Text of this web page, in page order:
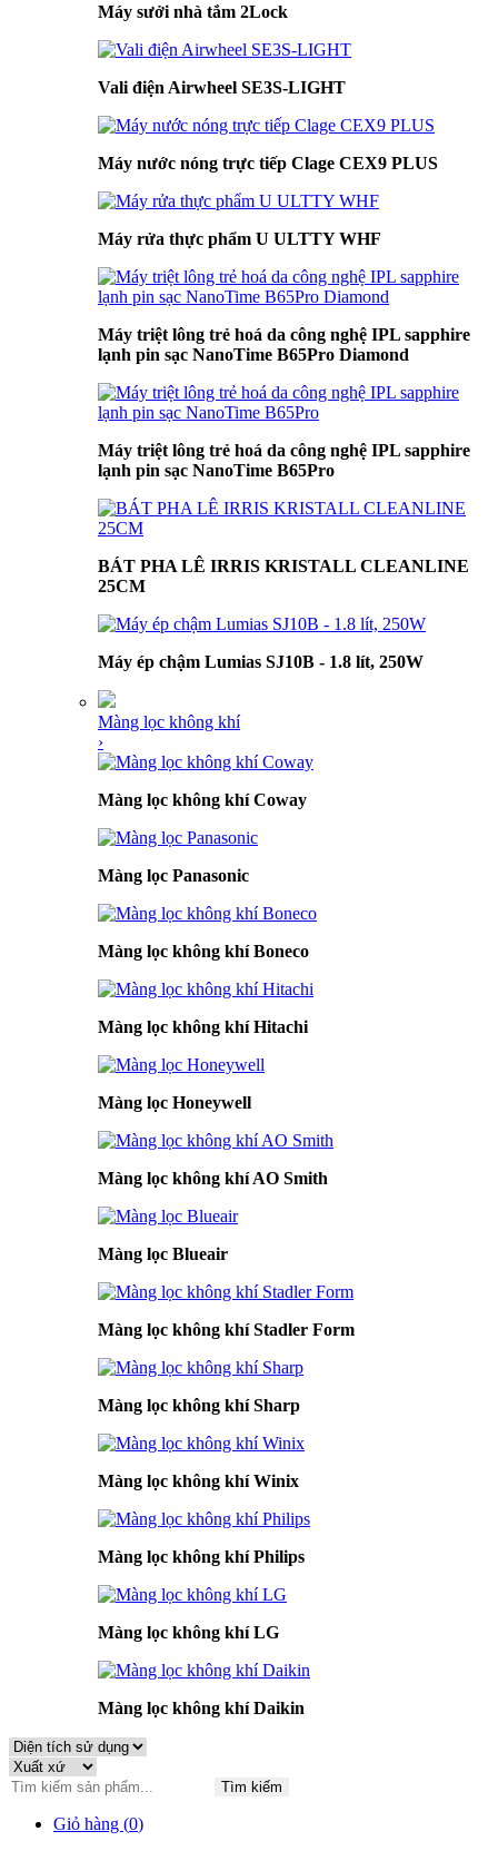
Máy sưởi nhà tắm 2Lock
Vali điện Airwheel SE3S-LIGHT
Máy nước nóng trực tiếp Clage CEX9 PLUS
Máy rửa thực phẩm U ULTTY WHF
Máy triệt lông trẻ hoá da công nghệ IPL sapphire
lạnh pin sạc NanoTime B65Pro Diamond
Máy triệt lông trẻ hoá da công nghệ IPL sapphire
lạnh pin sạc NanoTime B65Pro
BÁT PHA LÊ IRRIS KRISTALL CLEANLINE
25CM
Máy ép chậm Lumias SJ10B - 1.8 lít, 250W
Màng lọc không khí
›
Màng lọc không khí Coway
Màng lọc Panasonic
Màng lọc không khí Boneco
Màng lọc không khí Hitachi
Màng lọc Honeywell
Màng lọc không khí AO Smith
Màng lọc Blueair
Màng lọc không khí Stadler Form
Màng lọc không khí Sharp
Màng lọc không khí Winix
Màng lọc không khí Philips
Màng lọc không khí LG
Màng lọc không khí Daikin
Tìm kiếm
Giỏ hàng (0)